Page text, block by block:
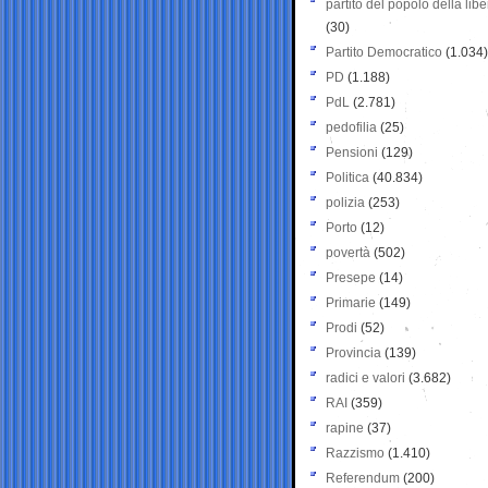
partito del popolo della
(30)
Partito Democratico (1.034)
PD (1.188)
PdL (2.781)
pedofilia (25)
Pensioni (129)
Politica (40.834)
polizia (253)
Porto (12)
povertà (502)
Presepe (14)
Primarie (149)
Prodi (52)
Provincia (139)
radici e valori (3.682)
RAI (359)
rapine (37)
Razzismo (1.410)
Referendum (200)